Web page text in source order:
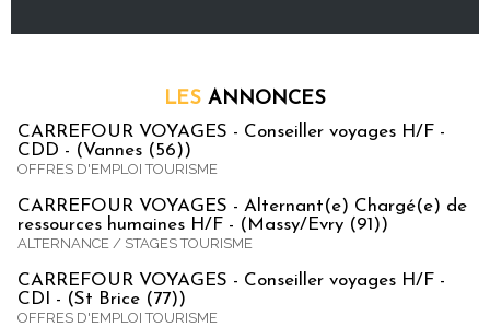
LES ANNONCES
CARREFOUR VOYAGES - Conseiller voyages H/F -
CDD - (Vannes (56))
OFFRES D'EMPLOI TOURISME
CARREFOUR VOYAGES - Alternant(e) Chargé(e) de
ressources humaines H/F - (Massy/Evry (91))
ALTERNANCE / STAGES TOURISME
CARREFOUR VOYAGES - Conseiller voyages H/F -
CDI - (St Brice (77))
OFFRES D'EMPLOI TOURISME